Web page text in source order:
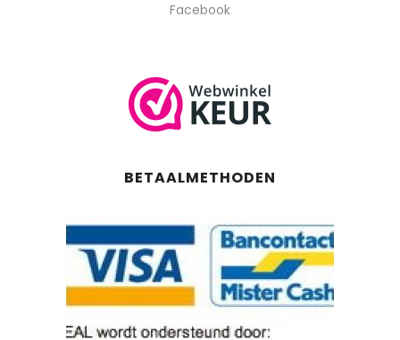
Facebook
BETAALMETHODEN